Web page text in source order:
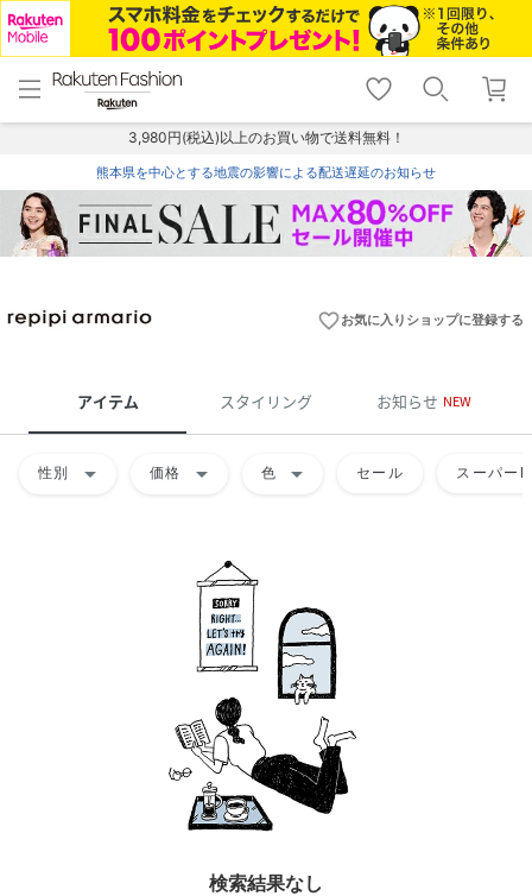
menu home
トップ
shopping_cart lock_outline
ログイン
3,980円(税込)以上のお買い物で送料無料！
熊本県を中心とする地震の影響による配送遅延のお知らせ
favorite_borderお気に入りショップに登録する
アイテム スタイリング お知らせ NEW
性別 arrow_drop_down 価格 arrow_drop_down 色 arrow_drop_down セール スーパー
検索結果なし